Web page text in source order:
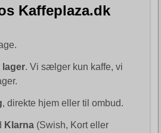
Kaffeplaza.dk
lager. Vi sælger kun kaffe, vi
, direkte hjem eller til ombud.
Klarna(Swish, Kort eller